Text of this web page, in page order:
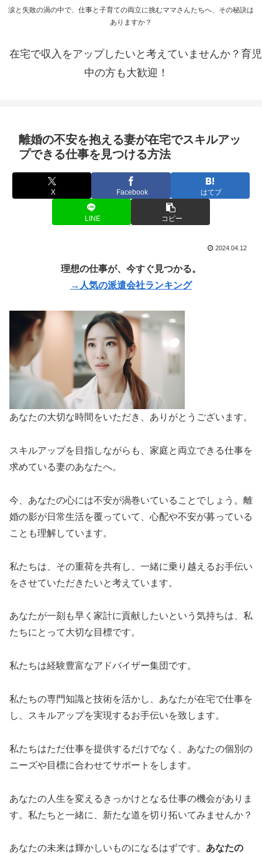
涙と失敗の渦の中で、仕事と子育ての両立に挑むママさんたちへ、その秘訣は
ありますか？
在宅で収入をアップしたいと考えていませんか？育児
中の方も大歓迎！
離婚の不安を抱える妻が在宅でスキルアッ
プできる仕事を見つける方法
X Facebook はてブ
LINE コピー
2024.04.12
理想の仕事が、今すぐ見つかる。
→人気の派遣会社ランキング
あなたの大切な時間をいただき、ありがとうございます。
スキルアップを目指しながらも、家庭と両立できる仕事を
求めている妻のあなたへ。
今、あなたの心には不安が渦巻いていることでしょう。離
婚の影が日常生活を覆っていて、心配や不安が募っている
ことも理解しています。
私たちは、その重荷を共有し、一緒に乗り越えるお手伝い
をさせていただきたいと考えています。
あなたが一刻も早く家計に貢献したいという気持ちは、私
たちにとって大切な目標です。
私たちは経験豊富なアドバイザー集団です。
私たちの専門知識と技術を活かし、あなたが在宅で仕事を
し、スキルアップを実現するお手伝いを致します。
私たちはただ仕事を提供するだけでなく、あなたの個別の
ニーズや目標に合わせてサポートをします。
あなたの人生を変えるきっかけとなる仕事の機会がありま
す。私たちと一緒に、新たな道を切り拓いてみませんか？
あなたの未来は輝かしいものになるはずです。 あなたの